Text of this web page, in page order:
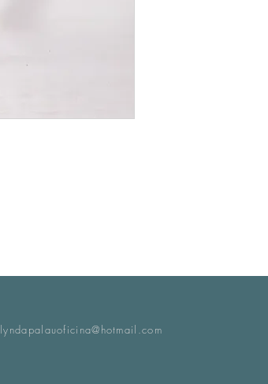
lyndapalauoficina@hotmail.com